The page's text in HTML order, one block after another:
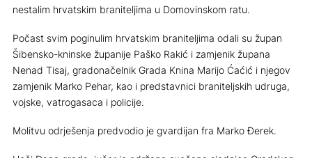
nestalim hrvatskim braniteljima u Domovinskom ratu.
Počast svim poginulim hrvatskim braniteljima odali su župan
Šibensko-kninske županije Paško Rakić i zamjenik župana
Nenad Tisaj, gradonačelnik Grada Knina Marijo Ćaćić i njegov
zamjenik Marko Pehar, kao i predstavnici braniteljskih udruga,
vojske, vatrogasaca i policije.
Molitvu odrješenja predvodio je gvardijan fra Marko Đerek.